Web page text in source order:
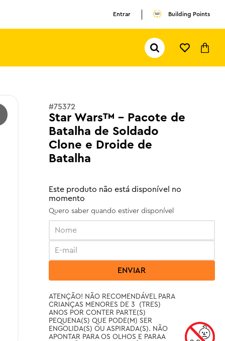
Entrar Building Points
Pesquisar...
#75372
Star Wars™ - Pacote de
Batalha de Soldado
Clone e Droide de
Batalha
Este produto não está disponível no
momento
Quero saber quando estiver disponível
ENVIAR
ATENÇÃO! NÃO RECOMENDÁVEL PARA
CRIANÇAS MENORES DE 3  (TRES)
ANOS POR CONTER PARTE(S)
PEQUENA(S) QUE PODE(M) SER
ENGOLIDA(S) OU ASPIRADA(S). NÃO
APONTAR PARA OS OLHOS E PARAA
TERMOS MAIS BUSCADOS
pokemon
ferrari